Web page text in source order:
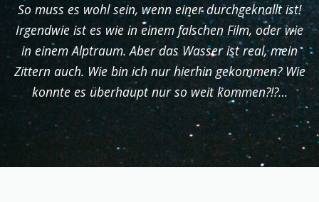
So muss es wohl sein, wenn einer durchgeknallt ist!
Irgendwie ist es wie in einem falschen Film, oder wie
in einem Alptraum. Aber das Wasser ist real, mein
Zittern auch. Wie bin ich nur hierhin gekommen? Wie
konnte es überhaupt nur so weit kommen?!?…